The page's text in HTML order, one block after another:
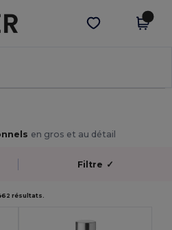
!
Obtenir l'appli
en gros et au détail
Filtre ✓
résultats.